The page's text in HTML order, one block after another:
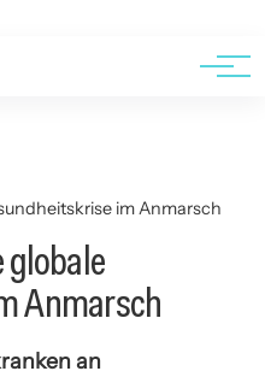
im Anmarsch
globale
Anmarsch
an